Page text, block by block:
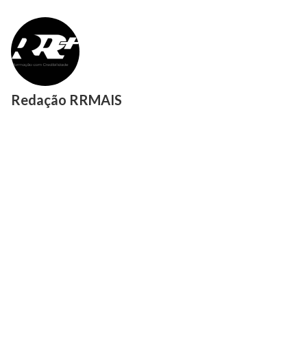
Redação RRMAIS